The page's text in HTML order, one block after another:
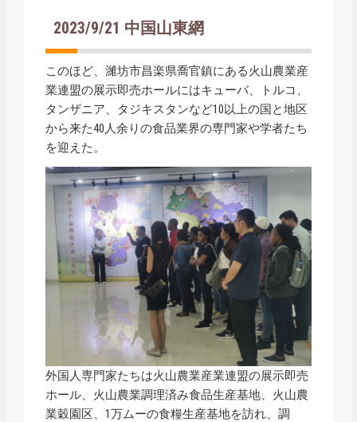
2023/9/21 中国山東網
このほど、濰坊市昌楽県喬官鎮にある火山農業産
業連盟の展示即売ホールにはキューバ、トルコ、
タンザニア、タジキスタンなど10以上の国と地区
から来た40人余りの食品業界の専門家や学者たち
を迎えた。
外国人専門家たちは火山農業産業連盟の展示即売
ホール、火山農業調理済み食品生産基地、火山農
業穀園区、1万ムーの食糧生産基地を訪れ、調